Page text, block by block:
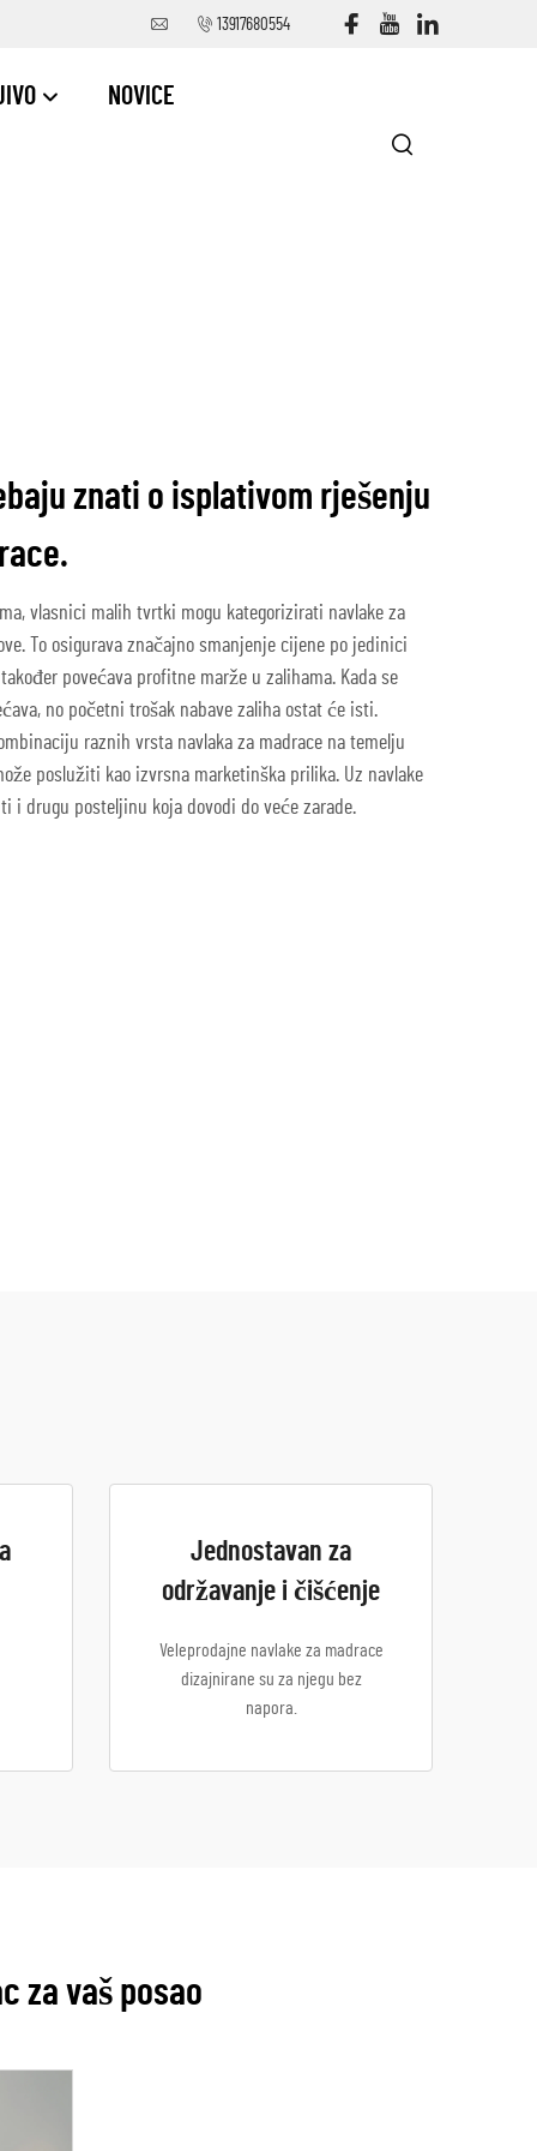
13917680554
NOVICE
znati o isplativom rješenju
vlasnici malih tvrtki mogu kategorizirati navlake za
To osigurava značajno smanjenje cijene po jedinici
povećava profitne marže u zalihama. Kada se
no početni trošak nabave zaliha ostat će isti.
raznih vrsta navlaka za madrace na temelju
poslužiti kao izvrsna marketinška prilika. Uz navlake
i drugu posteljinu koja dovodi do veće zarade.
Jednostavan za
održavanje i čišćenje
Veleprodajne navlake za madrace
dizajnirane su za njegu bez
napora.
za vaš posao